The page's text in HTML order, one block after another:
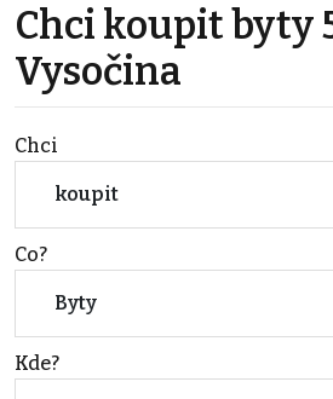
Chci koupit byty
Vysočina
Chci
koupit
Co?
Byty
Kde?